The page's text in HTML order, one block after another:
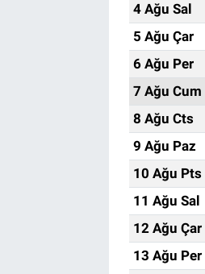
4 Ağu Sal
5 Ağu Çar
6 Ağu Per
7 Ağu Cum
8 Ağu Cts
9 Ağu Paz
10 Ağu Pts
11 Ağu Sal
12 Ağu Çar
13 Ağu Per